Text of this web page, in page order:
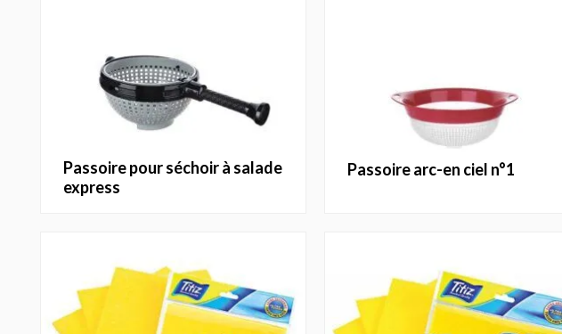
passoire pour séchoir à salade
express
passoire arc-en ciel n°1